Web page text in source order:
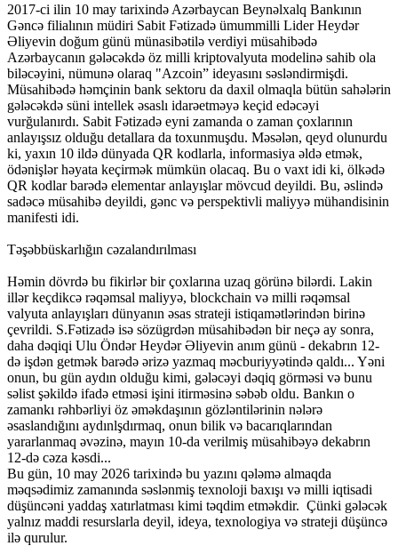
2017-ci ilin 10 may tarixində Azərbaycan Beynəlxalq Bankının
Gəncə filialının müdiri Sabit Fətizadə ümummilli Lider Heydər
Əliyevin doğum günü münasibətilə verdiyi müsahibədə
Azərbaycanın gələcəkdə öz milli kriptovalyuta modelinə sahib ola
biləcəyini, nümunə olaraq "Azcoin” ideyasını səsləndirmişdi.
Müsahibədə həmçinin bank sektoru da daxil olmaqla bütün sahələrin
gələcəkdə süni intellek əsaslı idarəetməyə keçid edəcəyi
vurğulanırdı. Sabit Fətizadə eyni zamanda o zaman çoxlarının
anlayışsız olduğu detallara da toxunmuşdu. Məsələn, qeyd olunurdu
ki, yaxın 10 ildə dünyada QR kodlarla, informasiya əldə etmək,
ödənişlər həyata keçirmək mümkün olacaq. Bu o vaxt idi ki, ölkədə
QR kodlar barədə elementar anlayışlar mövcud deyildi. Bu, əslində
sadəcə müsahibə deyildi, gənc və perspektivli maliyyə mühandisinin
manifesti idi.
Təşəbbüskarlığın cəzalandırılması
Həmin dövrdə bu fikirlər bir çoxlarına uzaq görünə bilərdi. Lakin
illər keçdikcə rəqəmsal maliyyə, blockchain və milli rəqəmsal
valyuta anlayışları dünyanın əsas strateji istiqamətlərindən birinə
çevrildi. S.Fətizadə isə sözügrdən müsahibədən bir neçə ay sonra,
daha dəqiqi Ulu Öndər Heydər Əliyevin anım günü - dekabrın 12-
də işdən getmək barədə ərizə yazmaq məcburiyyətində qaldı... Yəni
onun, bu gün aydın olduğu kimi, gələcəyi dəqiq görməsi və bunu
səlist şəkildə ifadə etməsi işini itirməsinə səbəb oldu. Bankın o
zamankı rəhbərliyi öz əməkdaşının gözləntilərinin nələrə
əsaslandığını aydınlşdırmaq, onun bilik və bacarıqlarından
yararlanmaq əvəzinə, mayın 10-da verilmiş müsahibəyə dekabrın
12-də cəza kəsdi...
Bu gün, 10 may 2026 tarixində bu yazını qələmə almaqda
məqsədimiz zamanında səslənmiş texnoloji baxışı və milli iqtisadi
düşüncəni yaddaş xatırlatması kimi təqdim etməkdir. Çünki gələcək
yalnız maddi resurslarla deyil, ideya, texnologiya və strateji düşüncə
ilə qurulur.